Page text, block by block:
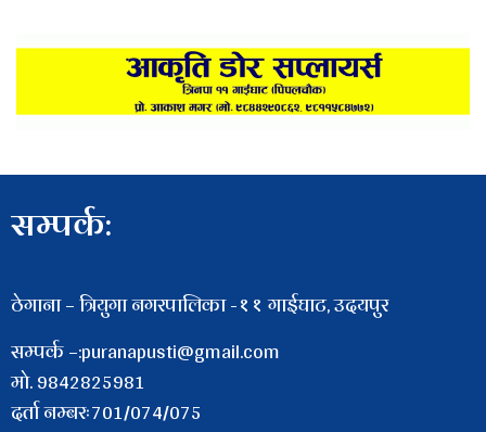
सम्पर्क:
ठेगाना – त्रियुगा नगरपालिका -११ गाईघाट, उदयपुर
सम्पर्क –:puranapusti@gmail.com
माे. 9842825981
दर्ता नम्बरः701/074/075